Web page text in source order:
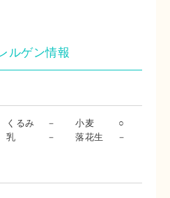
ルゲン情報
くるみ － 小麦
○
乳 － 落花生 －